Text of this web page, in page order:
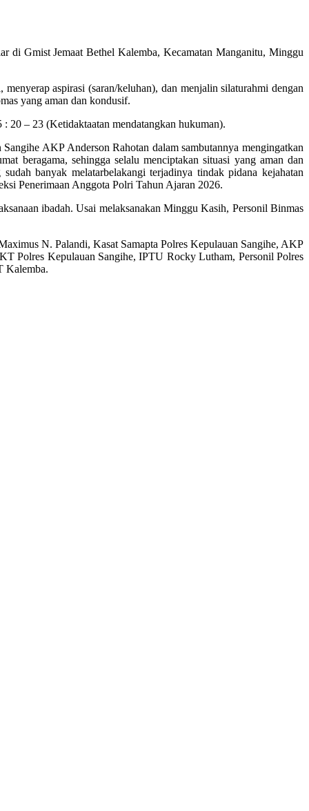
di Gmist Jemaat Bethel Kalemba, Kecamatan Manganitu, Minggu
aspirasi (saran/keluhan), dan menjalin silaturahmi dengan
yang aman dan kondusif.
20 – 23 (Ketidaktaatan mendatangkan hukuman).
AKP Anderson Rahotan dalam sambutannya mengingatkan
beragama, sehingga selalu menciptakan situasi yang aman dan
banyak melatarbelakangi terjadinya tindak pidana kejahatan
Penerimaan Anggota Polri Tahun Ajaran 2026.
ibadah. Usai melaksanakan Minggu Kasih, Personil Binmas
N. Palandi, Kasat Samapta Polres Kepulauan Sangihe, AKP
Polres Kepulauan Sangihe, IPTU Rocky Lutham, ⁠Personil Polres
Kalemba.